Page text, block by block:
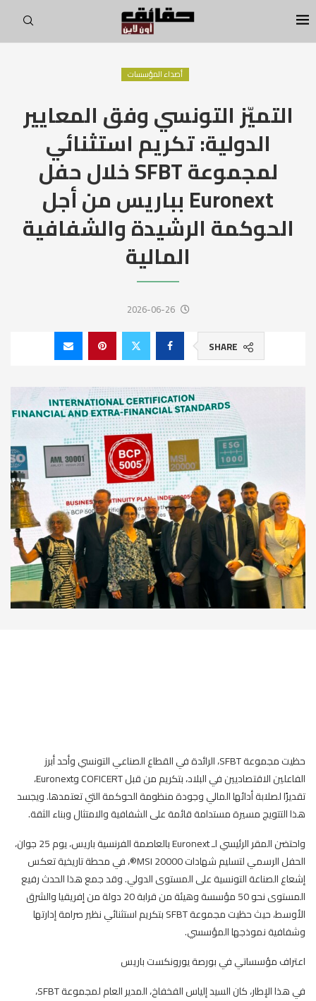
أصداء المؤسسات
التميّز التونسي وفق المعايير
الدولية: تكريم استثنائي
لمجموعة SFBT خلال حفل
Euronext بباريس من أجل
الحوكمة الرشيدة والشفافية
المالية
2026-06-26
SHARE
حظيت مجموعة SFBT، الرائدة في القطاع الصناعي التونسي وأحد أبرز
الفاعلين الاقتصاديين في البلاد، بتكريم من قبل COFICERT وEuronext،
تقديرًا لصلابة أدائها المالي وجودة منظومة الحوكمة التي تعتمدها. ويجسد
هذا التتويج مسيرة مستدامة قائمة على الشفافية والامتثال وبناء الثقة.
واحتضن المقر الرئيسي لـ Euronext بالعاصمة الفرنسية باريس، يوم 25 جوان،
الحفل الرسمي لتسليم شهادات MSI 20000®، في محطة تاريخية تعكس
إشعاع الصناعة التونسية على المستوى الدولي. وقد جمع هذا الحدث رفيع
المستوى نحو 50 مؤسسة وهيئة من قرابة 20 دولة من إفريقيا والشرق
الأوسط، حيث حظيت مجموعة SFBT بتكريم استثنائي نظير صرامة إدارتها
وشفافية نموذجها المؤسسي.
اعتراف مؤسساتي في بورصة يورونكست باريس
في هذا الإطار، كان السيد إلياس الفخفاخ، المدير العام لمجموعة SFBT،